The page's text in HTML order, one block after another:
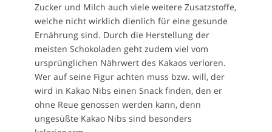
Zucker und Milch auch viele weitere Zusatzstoffe,
welche nicht wirklich dienlich für eine gesunde
Ernährung sind. Durch die Herstellung der
meisten Schokoladen geht zudem viel vom
ursprünglichen Nährwert des Kakaos verloren.
Wer auf seine Figur achten muss bzw. will, der
wird in Kakao Nibs einen Snack finden, den er
ohne Reue genossen werden kann, denn
ungesüßte Kakao Nibs sind besonders